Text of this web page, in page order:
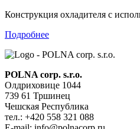
Конструкция охладителя с
Подробнее
POLNA corp. s.r.o.
Олдриховице 1044
739 61 Тршинец
Чешская Республика
тел.: +420 558 321 088